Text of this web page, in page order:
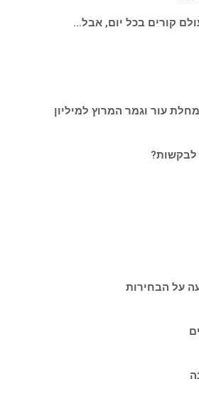
קורים בכל יום, אבל…
עור וגמר המרוץ למיליון
לבקשות?
על הבחירות